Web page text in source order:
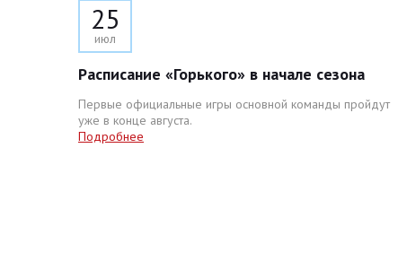
25
июл
Расписание «Горького» в начале сезона
Первые официальные игры основной команды пройдут
уже в конце августа.
Подробнее